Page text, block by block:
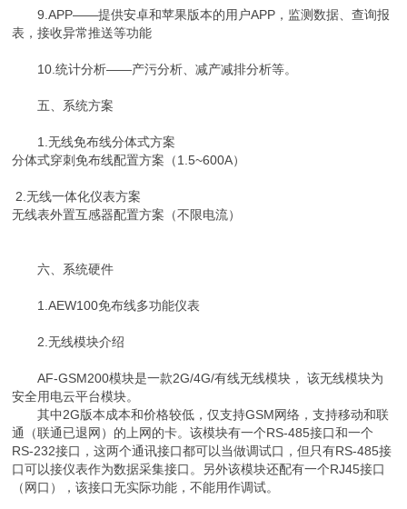
9.APP——提供安卓和苹果版本的用户APP，监测数据、查询报
表，接收异常推送等功能
10.统计分析——产污分析、减产减排分析等。
五、系统方案
1.无线免布线分体式方案
分体式穿刺免布线配置方案（1.5~600A）
2.无线一体化仪表方案
无线表外置互感器配置方案（不限电流）
六、系统硬件
1.AEW100免布线多功能仪表
2.无线模块介绍
AF-GSM200模块是一款2G/4G/有线无线模块， 该无线模块为
安全用电云平台模块。
其中2G版本成本和价格较低，仅支持GSM网络，支持移动和联
通（联通已退网）的上网的卡。该模块有一个RS-485接口和一个
RS-232接口，这两个通讯接口都可以当做调试口，但只有RS-485接
口可以接仪表作为数据采集接口。另外该模块还配有一个RJ45接口
（网口），该接口无实际功能，不能用作调试。